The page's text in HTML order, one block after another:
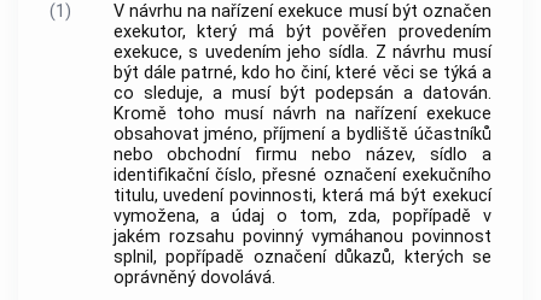
(1)
V návrhu na nařízení exekuce musí být označen
exekutor, který má být pověřen provedením
exekuce, s uvedením jeho sídla. Z návrhu musí
být dále patrné, kdo ho činí, které věci se týká a
co sleduje, a musí být podepsán a datován.
Kromě toho musí návrh na nařízení exekuce
obsahovat jméno, příjmení a bydliště účastníků
nebo obchodní firmu nebo název, sídlo a
identifikační číslo, přesné označení exekučního
titulu, uvedení povinnosti, která má být exekucí
vymožena, a údaj o tom, zda, popřípadě v
jakém rozsahu povinný vymáhanou povinnost
splnil, popřípadě označení důkazů, kterých se
oprávněný dovolává.